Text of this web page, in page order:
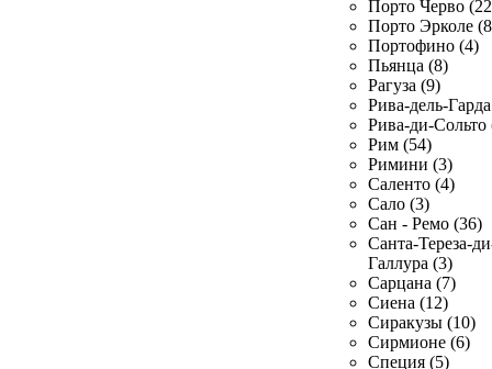
Порто Черво
Порто Эрколе
Портофино (4)
Пьянца (8)
Рагуза (9)
Рива-дель-
Рива-ди-Сольто
Рим (54)
Римини (3)
Саленто (4)
Сало (3)
Сан - Ремо (36)
Санта-Тереза-
Галлура (3)
Сарцана (7)
Сиена (12)
Сиракузы (10)
Сирмионе (6)
Специя (5)